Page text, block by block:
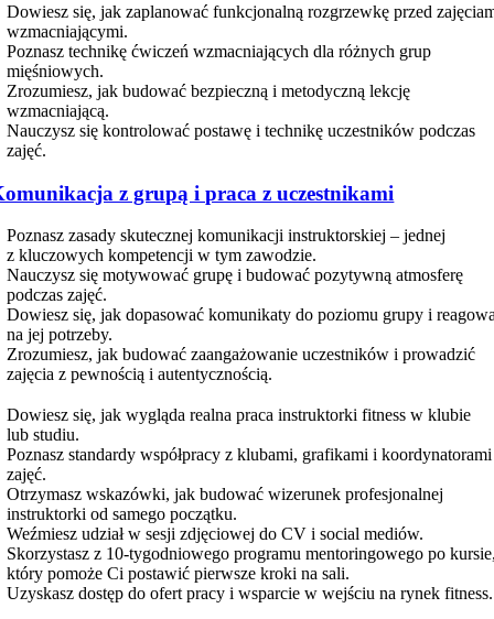
Dowiesz się, jak zaplanować funkcjonalną rozgrzewkę przed
wzmacniającymi.
Poznasz technikę ćwiczeń wzmacniających dla różnych grup
mięśniowych.
Zrozumiesz, jak budować bezpieczną i metodyczną lekcję
wzmacniającą.
Nauczysz się kontrolować postawę i technikę uczestników podczas
zajęć.
z grupą i praca z uczestnikami
Poznasz zasady skutecznej komunikacji instruktorskiej – jednej
z kluczowych kompetencji w tym zawodzie.
Nauczysz się motywować grupę i budować pozytywną atmosferę
podczas zajęć.
Dowiesz się, jak dopasować komunikaty do poziomu grupy i
na jej potrzeby.
Zrozumiesz, jak budować zaangażowanie uczestników i prowadzić
zajęcia z pewnością i autentycznością.
Dowiesz się, jak wygląda realna praca instruktorki fitness w klubie
lub studiu.
Poznasz standardy współpracy z klubami, grafikami i koordynatorami
zajęć.
Otrzymasz wskazówki, jak budować wizerunek profesjonalnej
instruktorki od samego początku.
Weźmiesz udział w sesji zdjęciowej do CV i social mediów.
Skorzystasz z 10-tygodniowego programu mentoringowego po
który pomoże Ci postawić pierwsze kroki na sali.
Uzyskasz dostęp do ofert pracy i wsparcie w wejściu na rynek fitness.